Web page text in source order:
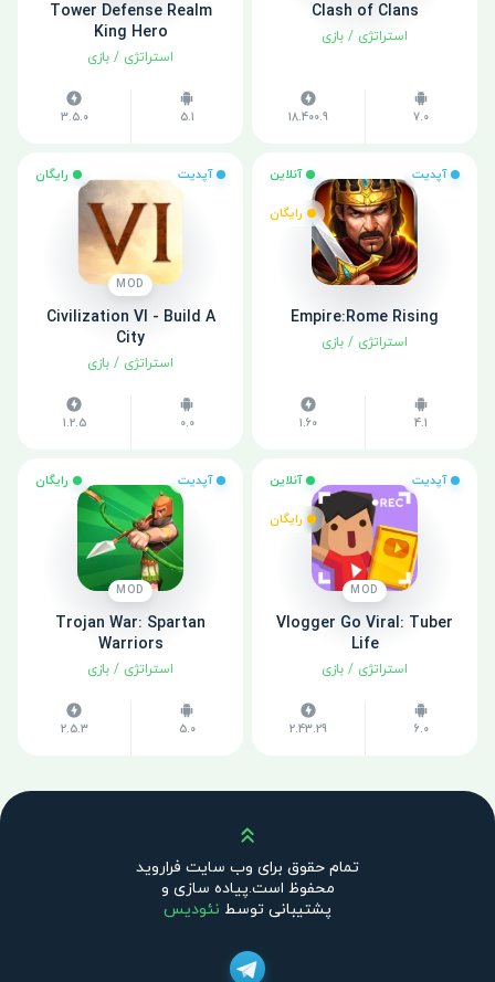
Clash of Clans
استراتژی / بازی
7.0
18.400.9
Tower Defense Realm
King Hero
استراتژی / بازی
5.1
3.5.0
آپدیت آنلاین
رایگان
Empire:Rome Rising
استراتژی / بازی
4.1
1.60
آپدیت رایگان
MOD
Civilization VI - Build A
City
استراتژی / بازی
0.0
1.2.5
آپدیت آنلاین
رایگان
MOD
Vlogger Go Viral: Tuber
Life
استراتژی / بازی
6.0
2.43.29
آپدیت رایگان
MOD
Trojan War: Spartan
Warriors
استراتژی / بازی
5.0
2.5.3
بالا
تمام حقوق برای وب سایت فراروید
محفوظ است.پیاده سازی و
پشتیبانی توسط نئودیس